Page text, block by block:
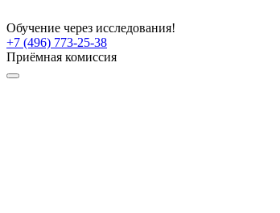
Обучение через исследования!
+7 (496) 773-25-38
Приёмная комиссия